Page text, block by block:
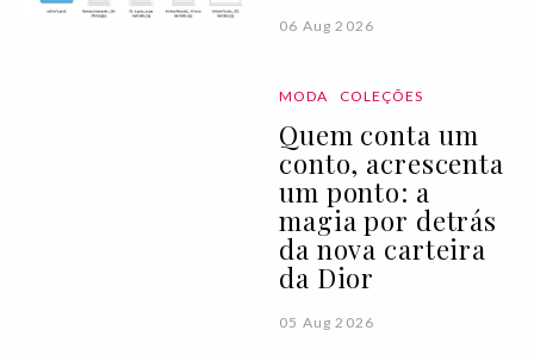
06 Aug 2026
MODA COLEÇÕES
Quem conta um
conto, acrescenta
um ponto: a
magia por detrás
da nova carteira
da Dior
05 Aug 2026